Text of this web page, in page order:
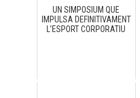
UN SIMPOSIUM QUE
IMPULSA DEFINITIVAMENT
L’ESPORT CORPORATIU